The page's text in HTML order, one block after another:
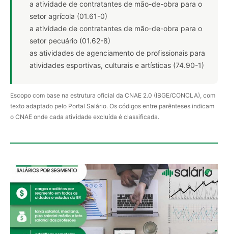
a atividade de contratantes de mão-de-obra para o
setor agrícola (01.61-0)
a atividade de contratantes de mão-de-obra para o
setor pecuário (01.62-8)
as atividades de agenciamento de profissionais para
atividades esportivas, culturais e artísticas (74.90-1)
Escopo com base na estrutura oficial da CNAE 2.0 (IBGE/CONCLA), com
texto adaptado pelo Portal Salário. Os códigos entre parênteses indicam
o CNAE onde cada atividade excluída é classificada.